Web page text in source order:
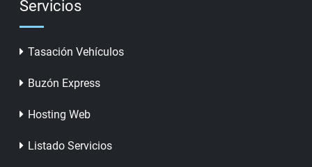
Servicios
Tasación Vehículos
Buzón Express
Hosting Web
Listado Servicios